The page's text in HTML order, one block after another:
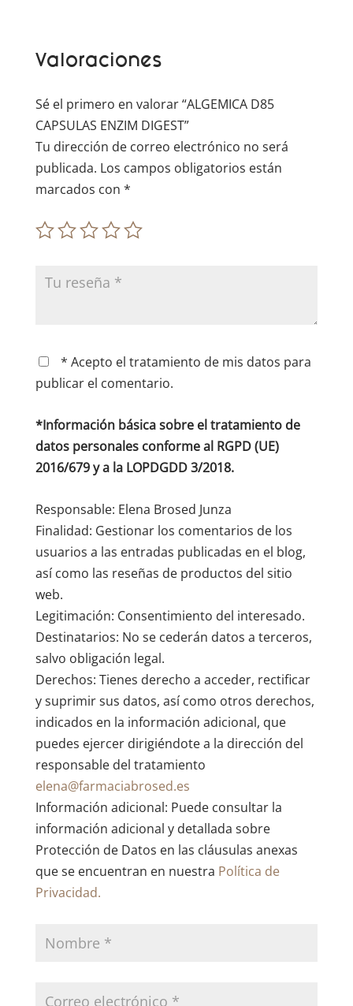
e
Valoraciones
Sé el primero en valorar “ALGEMICA D85
CAPSULAS ENZIM DIGEST”
Tu dirección de correo electrónico no será
publicada. Los campos obligatorios están
marcados con *
* Acepto el tratamiento de mis datos para
publicar el comentario.
*Información básica sobre el tratamiento de
datos personales conforme al RGPD (UE)
2016/679 y a la LOPDGDD 3/2018.
Responsable: Elena Brosed Junza
Finalidad: Gestionar los comentarios de los
usuarios a las entradas publicadas en el blog,
así como las reseñas de productos del sitio
web.
Legitimación: Consentimiento del interesado.
Destinatarios: No se cederán datos a terceros,
salvo obligación legal.
Derechos: Tienes derecho a acceder, rectificar
y suprimir sus datos, así como otros derechos,
indicados en la información adicional, que
puedes ejercer dirigiéndote a la dirección del
responsable del tratamiento
elena@farmaciabrosed.es
Información adicional: Puede consultar la
información adicional y detallada sobre
Protección de Datos en las cláusulas anexas
que se encuentran en nuestra Política de
Privacidad.